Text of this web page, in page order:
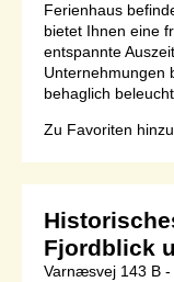
Ferienhaus
bietet Ihnen eine
entspannte
Unternehmungen
behaglich
Zu Favoriten
Fjordblick
Varnæsvej 143 B -